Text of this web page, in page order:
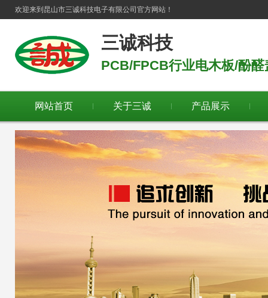
欢迎来到 昆山市三诚科技电子有限公司 官方网站！
三诚科技
PCB/FPCB行业电木板/酚
网站首页 关于三诚 产品展示